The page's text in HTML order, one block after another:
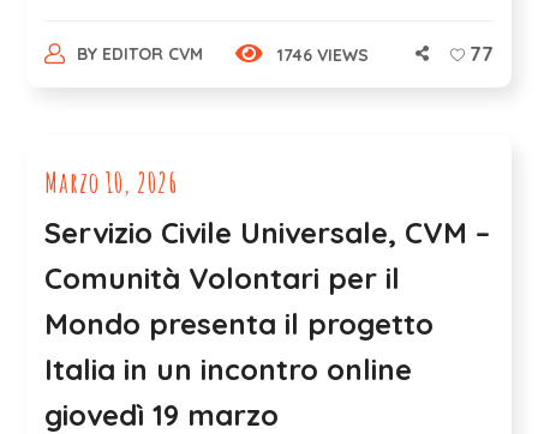
BY EDITOR CVM 1746 VIEWS 77
Marzo 10, 2026
Servizio Civile Universale, CVM –
Comunità Volontari per il
Mondo presenta il progetto
Italia in un incontro online
giovedì 19 marzo